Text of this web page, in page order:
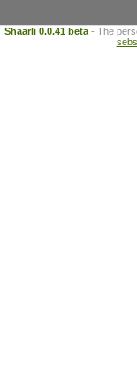
Shaarli 0.0.41 beta - The